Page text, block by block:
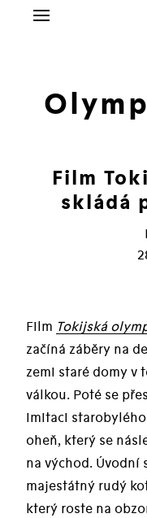
Menu
Film
skládá
Film Tokijská
začíná záběry na
zemi staré domy v
válkou. Poté se
imitaci
oheň, který se
na východ. Úvodní
majestátný rudý
který roste na